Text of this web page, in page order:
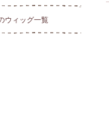
ウィッグ一覧